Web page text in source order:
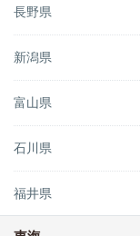
長野県
新潟県
富山県
石川県
福井県